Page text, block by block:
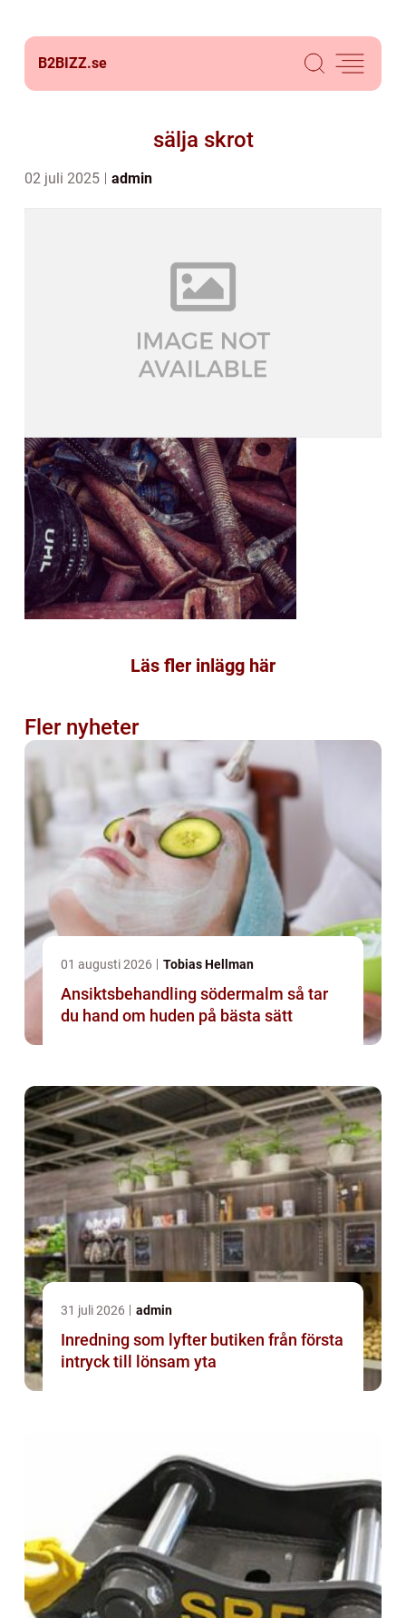
B2BIZZ.se
sälja skrot
02 juli 2025 admin
Läs fler inlägg här
Fler nyheter
01 augusti 2026 Tobias Hellman
Ansiktsbehandling södermalm så tar
du hand om huden på bästa sätt
31 juli 2026 admin
Inredning som lyfter butiken från första
intryck till lönsam yta